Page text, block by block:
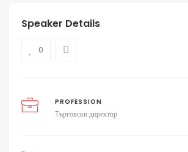
Speaker Details
0
PROFESSION
Tърговски директор